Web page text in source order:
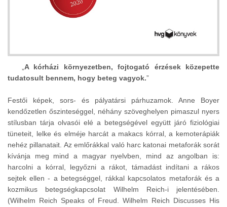
A kórházi környezetben, fojtogató érzések közepette
tudatosult bennem, hogy beteg vagyok.
Festői képek, sors- és pályatársi párhuzamok. Anne Boyer
kendőzetlen őszinteséggel, néhány szöveghelyen pimaszul nyers
stílusban tárja olvasói elé a betegségével együtt járó fiziológiai
tüneteit, lelke és elméje harcát a makacs kórral, a kemoterápiák
nehéz pillanatait. Az emlőrákkal való harc katonai metaforák sorát
kívánja meg mind a magyar nyelvben, mind az angolban is:
harcolni a kórral, legyőzni a rákot, támadást indítani a rákos
sejtek ellen - a betegséggel, rákkal kapcsolatos metaforák és a
kozmikus betegségkapcsolat Wilhelm Reich-i jelentésében.
(Wilhelm Reich Speaks of Freud. Wilhelm Reich Discusses His